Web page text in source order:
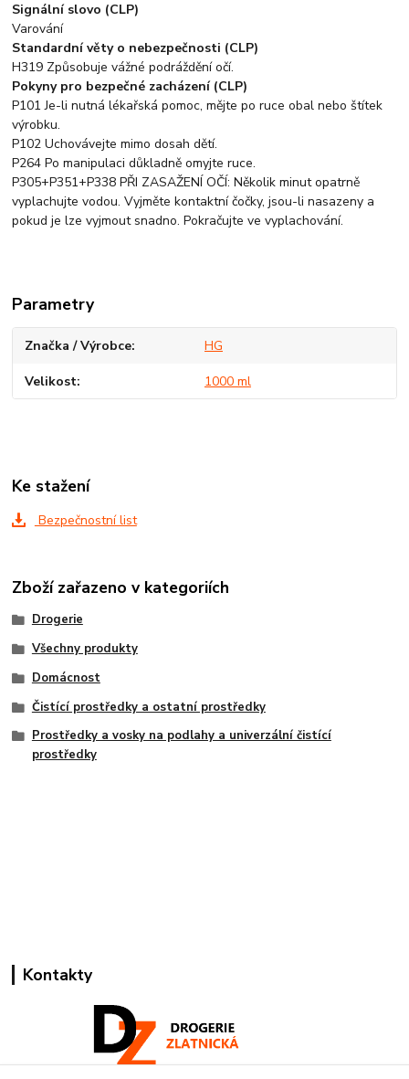
Signální slovo (CLP)
Varování
Standardní věty o nebezpečnosti (CLP)
H319 Způsobuje vážné podráždění očí.
Pokyny pro bezpečné zacházení (CLP)
P101 Je-li nutná lékařská pomoc, mějte po ruce obal nebo štítek
výrobku.
P102 Uchovávejte mimo dosah dětí.
P264 Po manipulaci důkladně omyjte ruce.
P305+P351+P338 PŘI ZASAŽENÍ OČÍ: Několik minut opatrně
vyplachujte vodou. Vyjměte kontaktní čočky, jsou-li nasazeny a
pokud je lze vyjmout snadno. Pokračujte ve vyplachování.
Parametry
Značka / Výrobce HG
Velikost 1000 ml
Ke stažení
Bezpečnostní list
Zboží zařazeno v kategoriích
Drogerie
Všechny produkty
Domácnost
Čistící prostředky a ostatní prostředky
Prostředky a vosky na podlahy a univerzální čistící
prostředky
Kontakty